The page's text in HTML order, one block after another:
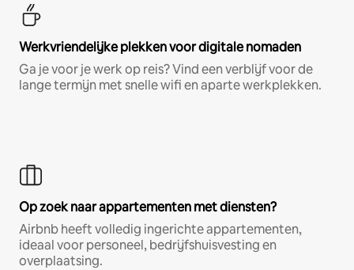
Werkvriendelijke plekken voor digitale nomaden
Ga je voor je werk op reis? Vind een verblijf voor de
lange termijn met snelle wifi en aparte werkplekken.
Op zoek naar appartementen met diensten?
Airbnb heeft volledig ingerichte appartementen,
ideaal voor personeel, bedrijfshuisvesting en
overplaatsing.